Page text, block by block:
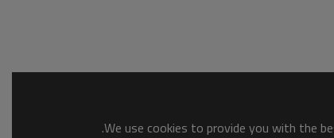
We use cookies to provide you with the